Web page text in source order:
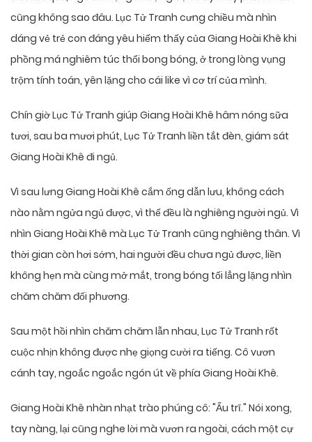
cũng không sao đâu. Lục Tử Tranh cưng chiều mà nhìn
dáng vẻ trẻ con đáng yêu hiếm thấy của Giang Hoài Khê khi
phồng má nghiêm túc thổi bong bóng, ở trong lòng vụng
trộm tính toán, yên lặng cho cái like vì cơ trí của mình.
Chín giờ Lục Tử Tranh giúp Giang Hoài Khê hâm nóng sữa
tươi, sau ba mươi phút, Lục Tử Tranh liền tắt đèn, giám sát
Giang Hoài Khê đi ngủ.
Vì sau lưng Giang Hoài Khê cắm ống dẫn lưu, không cách
nào nằm ngửa ngủ được, vì thế đều là nghiêng người ngủ. Vì
nhìn Giang Hoài Khê mà Lục Tử Tranh cũng nghiêng thân. Vì
thời gian còn hơi sớm, hai người đều chưa ngủ được, liền
không hẹn mà cùng mở mắt, trong bóng tối lẳng lặng nhìn
chăm chăm đối phương.
Sau một hồi nhìn chăm chăm lẫn nhau, Lục Tử Tranh rốt
cuộc nhịn không được nhẹ giọng cười ra tiếng. Cô vươn
cánh tay, ngoắc ngoắc ngón út về phía Giang Hoài Khê.
Giang Hoài Khê nhàn nhạt trào phúng cô: "Ấu trĩ." Nói xong,
tay nàng, lại cũng nghe lời mà vươn ra ngoài, cách một cự